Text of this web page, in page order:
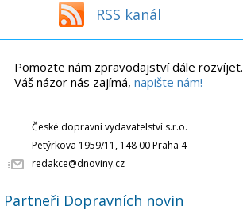
RSS kanál
Pomozte nám zpravodajství dále rozvíjet.
Váš názor nás zajímá, napište nám!
České dopravní vydavatelství s.r.o.
Petýrkova 1959/11, 148 00 Praha 4
redakce@dnoviny.cz
Partneři Dopravních novin